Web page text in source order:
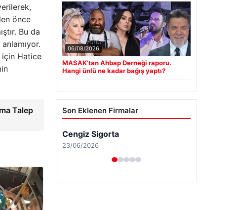
önce
Bu da
için Hatice
Talep
06/08/2026
MASAK’tan Ahbap Derneği raporu.
Hangi ünlü ne kadar bağış yaptı?
Son Eklenen Firmalar